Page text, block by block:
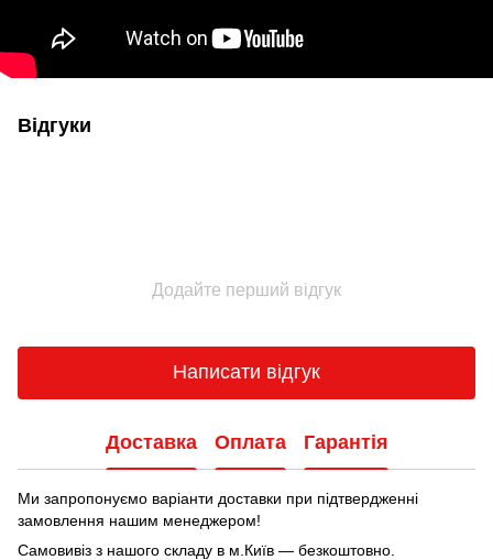
Відгуки
Додайте перший відгук
Написати відгук
Доставка Оплата Гарантія
Ми запропонуємо варіанти доставки при підтвердженні
замовлення нашим менеджером!
Самовивіз з нашого складу в м.Київ — безкоштовно.